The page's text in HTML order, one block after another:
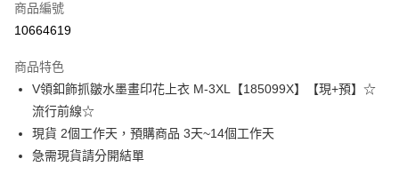
超商取貨付款
Apple Pay
街口支付
悠遊付
商品編號
10664619
商品特色
V領釦飾抓皺水墨畫印花上衣 M-3XL【185099X】【現+預】☆
流行前線☆
現貨 2個工作天，預購商品 3天~14個工作天
急需現貨請分開結單